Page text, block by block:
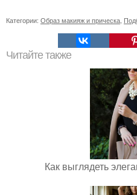
Категории: Образ макияж и прическа
Читайте также
Как выглядеть